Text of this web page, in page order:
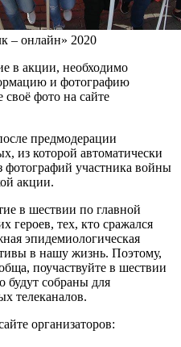
– онлайн» 2020
в акции, необходимо
и фотографию
своё фото на сайте
предмодерации
из которой автоматически
фотографий участника войны
акции.
в шествии по главной
героев, тех, кто сражался
эпидемиологическая
в нашу жизнь. Поэтому,
поучаствуйте в шествии
будут собраны для
телеканалов.
организаторов: